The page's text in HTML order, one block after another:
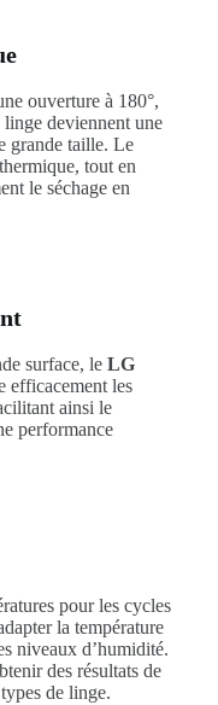
ouverture à 180°,
linge deviennent une
grande taille. Le
tout en
le séchage en
surface, le LG
efficacement les
ainsi le
performance
pour les cycles
la température
niveaux d’humidité.
des résultats de
de linge.